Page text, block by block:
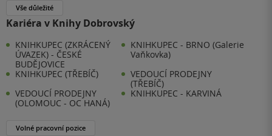
Vše důležité
Kariéra v Knihy Dobrovský
KNIHKUPEC (ZKRÁCENÝ
ÚVAZEK) - ČESKÉ
BUDĚJOVICE
KNIHKUPEC - BRNO (Galerie
Vaňkovka)
KNIHKUPEC (TŘEBÍČ)
VEDOUCÍ PRODEJNY
(TŘEBÍČ)
VEDOUCÍ PRODEJNY
(OLOMOUC - OC HANÁ)
KNIHKUPEC - KARVINÁ
Volné pracovní pozice